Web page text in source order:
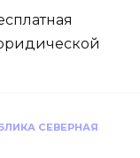
СЕВЕРНАЯ